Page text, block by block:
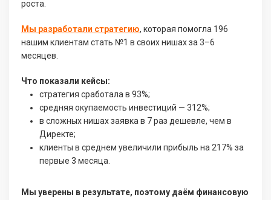
роста.
Мы разработали стратегию, которая помогла 196
нашим клиентам стать №1 в своих нишах за 3–6
месяцев.
Что показали кейсы:
стратегия сработала в 93%;
средняя окупаемость инвестиций — 312%;
в сложных нишах заявка в 7 раз дешевле, чем в
Директе;
клиенты в среднем увеличили прибыль на 217% за
первые 3 месяца.
Мы уверены в результате, поэтому даём финансовую